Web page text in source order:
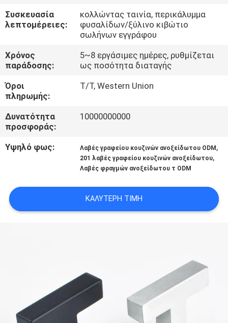
ΜΑΣ
ΣΕ
ΕΠΑΦΉ
ΜΕ
ΕΙΔΉΣΕΙΣ
ΠΕΡΙΠΤΏΣΕΙΣ
SITEMAP
Συσκευασία
λεπτομέρειες:
κολλώντας ταινία, περικάλυμμα
φυσαλίδων/ξύλινο κιβώτιο
σωλήνων εγγράφου
Χρόνος
παράδοσης:
5~8 εργάσιμες ημέρες, ρυθμίζεται
ως ποσότητα διαταγής
Όροι
πληρωμής:
T/T, Western Union
Δυνατότητα
προσφοράς:
10000000000
Υψηλό φως: Λαβές γραφείου κουζινών ανοξείδωτου ODM ,
201 λαβές γραφείου κουζινών ανοξείδωτου,
Λαβές φραγμών ανοξείδωτου τ ODM
ΚΑΛΎΤΕΡΗ ΤΙΜΉ